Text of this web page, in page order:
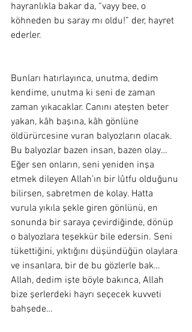
hayranlıkla bakar da, “vayy bee, o
köhneden bu saray mı oldu!” der, hayret
ederler.
Bunları hatırlayınca, unutma, dedim
kendime, unutma ki seni de zaman
zaman yıkacaklar. Canını ateşten beter
yakan, kâh başına, kâh gönlüne
öldürürcesine vuran balyozların olacak.
Bu balyozlar bazen insan, bazen olay…
Eğer sen onların, seni yeniden inşa
etmek dileyen Allah’ın bir lûtfu olduğunu
bilirsen, sabretmen de kolay. Hatta
vurula yıkıla şekle giren gönlünü, en
sonunda bir saraya çevirdiğinde, dönüp
o balyozlara teşekkür bile edersin. Seni
tükettiğini, yıktığını düşündüğün olaylara
ve insanlara, bir de bu gözlerle bak…
Allah, dedim işte böyle bakınca, Allah
bize şerlerdeki hayrı seçecek kuvveti
bahşede…